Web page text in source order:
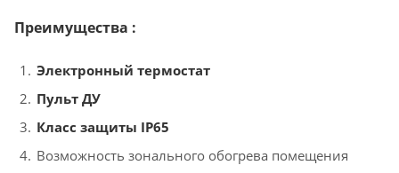
Преимущества :
Электронный термостат
Пульт ДУ
Класс защиты IP65
Возможность зонального обогрева помещения